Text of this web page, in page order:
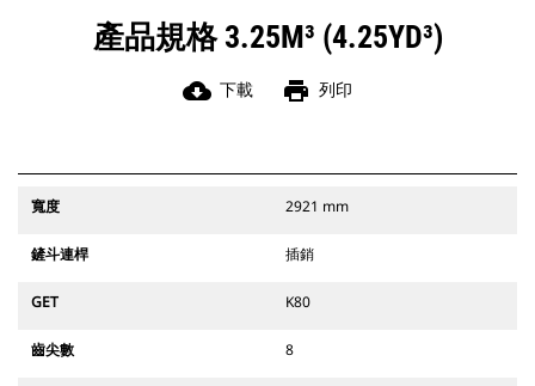
產品規格 3.25M³ (4.25YD³)
cloud_download 下載 print 列印
寬度 2921 mm
鏟斗連桿 插銷
GET K80
齒尖數 8